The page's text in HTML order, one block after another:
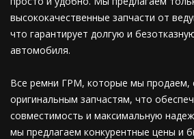
высококачественные запчасти от
что гарантирует долгую и
автомобиля.
Все ремни ГРМ, которые мы продаем,
оригинальным запчастям, что
совместимость и максимальную
мы предлагаем конкурентные цены и